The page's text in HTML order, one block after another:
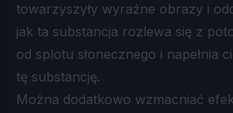
towarzyszyły wyraźne obrazy i
jak ta substancja rozlewa się z
od splotu słonecznego i napełnia
tę substancję.
Można dodatkowo wzmacniać